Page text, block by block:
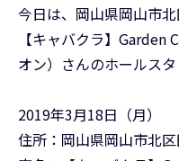
今日は、岡山県岡山市
【キャバクラ】
オン）さんのホールス
2019年3月18日（月）
住所：岡山県岡山市北